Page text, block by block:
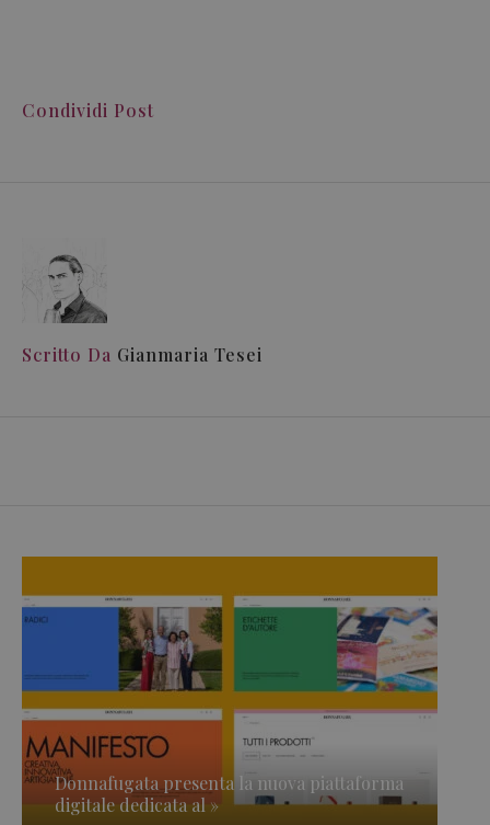
Condividi Post
Scritto Da Gianmaria Tesei
Donnafugata presenta la nuova piattaforma
digitale dedicata al »